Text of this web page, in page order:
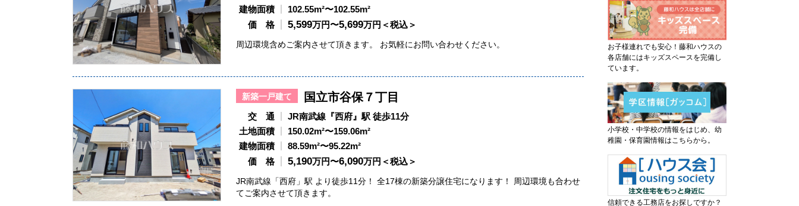
建物面積
102.55m²〜102.55m²
価 格
5,599万円〜5,699万円＜税込＞
周辺環境含めご案内させて頂きます。 お気軽にお問い合わせください。
新築一戸建て 国立市谷保７丁目
交 通
JR南武線『西府』駅 徒歩11分
土地面積
150.02m²〜159.06m²
建物面積
88.59m²〜95.22m²
価 格
5,190万円〜6,090万円＜税込＞
JR南武線「西府」駅 より徒歩11分！ 全17棟の新築分譲住宅になります！ 周辺環境も合わせ
てご案内させて頂きます。
お子様連れでも安心！藤和ハウスの
各店舗にはキッズスペースを完備し
ています。
小学校・中学校の情報をはじめ、幼
稚園・保育園情報はこちらから。
信頼できる工務店をお探しですか？